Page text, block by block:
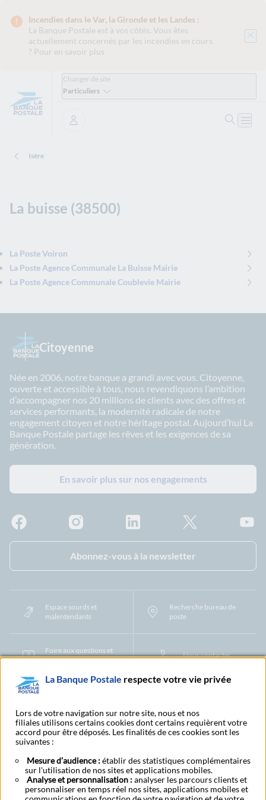
Incendies dans le Var, la Gironde et les Landes :
La Banque Postale est à vos côtés. Vous êtes
actuellement concernés par les incendies en cours
? Pour en savoir plus
Changer de site
Particuliers
Se connecter
Isère
La buisse (38500)
La Poste Voiron
La Poste Agence Communale La Buisse Mairie
La Poste Agence Communale Coublevie Mairie
Citoyenne
Née en 2006, notre banque a grandi avec vous. Citoyenne,
ouverte et accessible à tous, nous revendiquons l’ambition
d’accompagner nos 20 millions de clients avec des offres et
services performants, la modernité radicale de notre
engagement citoyen et notre héritage postal. Aujourd’hui La
Banque Postale partage les rêves et les exigences de sa
génération.
En savoir plus sur nos engagements
Abonnez-vous à la newsletter
Espace sourds et
malentendants
Recherche bureau de
poste
Foire aux questions et
centre d'aide
Nous contacter
Protection des Données à Caractère PersonnelFiliales et partenaires
CookiesGestion des cookiesActualiser vos informations
Contestation et réclamation Coordonnées Centres Financiers
Alertes fraudes et points de vigilance Actualités réglementaires CGU
Aide navigateur et systèmes d'exploitation
Vider le cache de votre navigateurLexique Aide et accessibilité
Accessibilité – Partiellement conforme Espace candidature
La Banque Postale respecte votre vie privée
Lors de votre navigation sur notre site, nous et nos
filiales utilisons certains cookies dont certains requièrent votre
accord pour être déposés. Les finalités de ces cookies sont les
suivantes :
Mesure d’audience :établir des statistiques complémentaires
sur l'utilisation de nos sites et applications mobiles.
Analyse et personnalisation :analyser les parcours clients et
personnaliser en temps réel nos sites, applications mobiles et